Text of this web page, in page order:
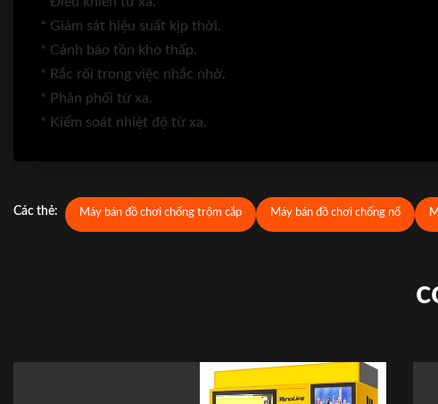
* Giám sát hiệu suất kịp thời.
* Cảnh báo tồn kho thấp.
* Rắc rối trong việc nhắc nhở.
* Phân phối từ xa.
* Kiểm soát nhiệt độ từ xa.
Các thẻ: Máy bán đồ chơi chống trộm cắp Máy bán đồ chơi chống nổ
Máy bán kẹo đồ chơi